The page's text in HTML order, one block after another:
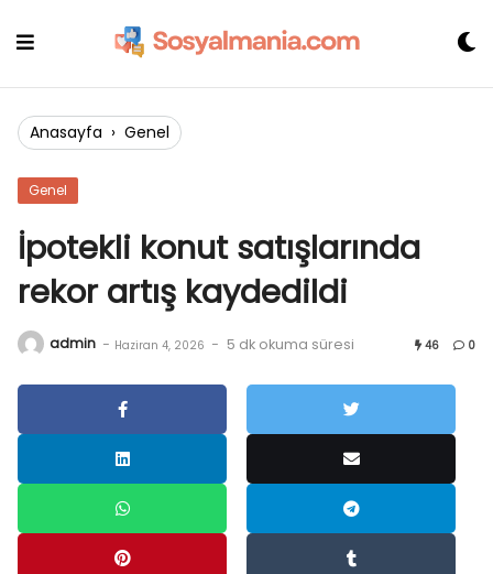
Anasayfa › Genel
Genel
İpotekli konut satışlarında
rekor artış kaydedildi
admin - Haziran 4, 2026 - 5 dk okuma süresi 46 0